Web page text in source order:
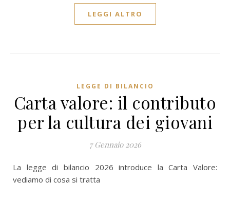
LEGGI ALTRO
LEGGE DI BILANCIO
Carta valore: il contributo
per la cultura dei giovani
7 Gennaio 2026
La legge di bilancio 2026 introduce la Carta Valore:
vediamo di cosa si tratta